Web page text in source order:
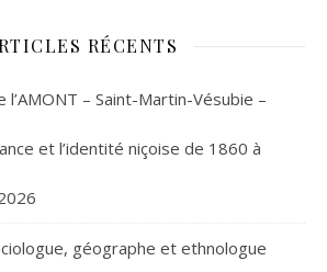
RÉCENTS
l’AMONT – Saint-Martin-Vésubie –
et l’identité niçoise de 1860 à
géographe et ethnologue